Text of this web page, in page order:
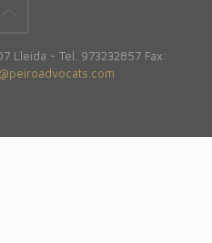
Lleida - Tel. 973232857 Fax: